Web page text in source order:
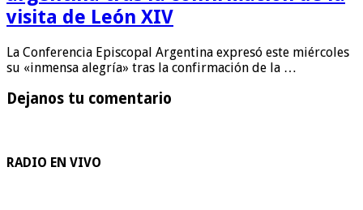
visita de León XIV
La Conferencia Episcopal Argentina expresó este miércoles
su «inmensa alegría» tras la confirmación de la …
Dejanos tu comentario
RADIO EN VIVO